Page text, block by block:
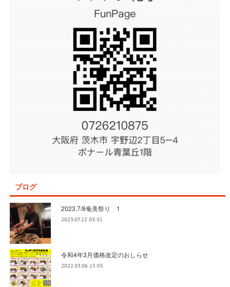
ブログ
2023.7/8奄美祭り 1
2023.07.22 03:31
令和4年3月価格改定のおしらせ
2022.03.06 13:05